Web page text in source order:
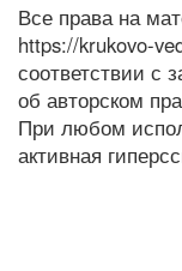
Все права на
https://krukovo-
соответствии с
об авторском
При любом
активная